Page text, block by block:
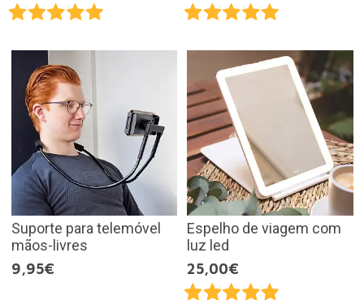
Suporte para telemóvel
mãos-livres
9,95€
Espelho de viagem com
luz led
25,00€